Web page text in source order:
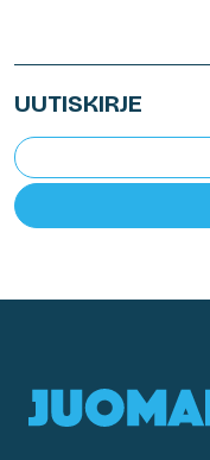
UUTISKIRJE